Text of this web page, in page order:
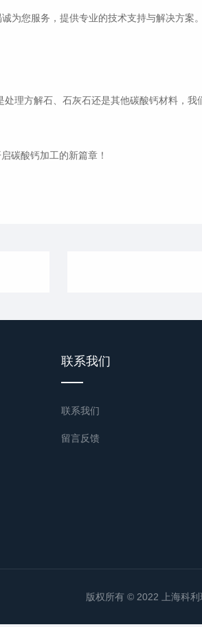
为您服务，提供专业的技术支持与解决方案。
理方解石、石灰石还是其他碳酸钙材料，我
碳酸钙加工的新篇章！
联系我们
联系我们
留言反馈
版权所有 © 2022 上海科